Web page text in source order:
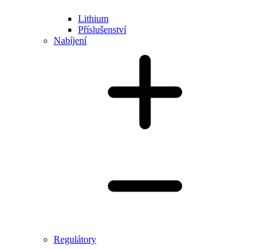
Lithium
Příslušenství
Nabíjení
Regulátory